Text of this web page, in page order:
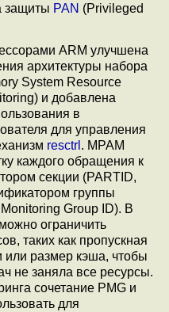
защиты PAN (Privileged
ARM улучшена
архитектуры набора
System Resource
и добавлена
в
для управления
resctrl . MPAM
каждого обращения к
секции (PARTID,
группы
Group ID). В
ограничить
таких как пропускная
или размер кэша, чтобы
не заняла все ресурсы.
сочетание PMG и
для